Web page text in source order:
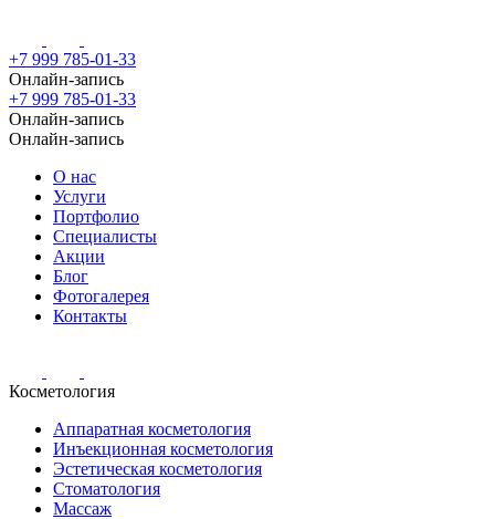
+7 999 785-01-33
Онлайн-запись
+7 999 785-01-33
Онлайн-запись
Онлайн-запись
О нас
Услуги
Портфолио
Специалисты
Акции
Блог
Фотогалерея
Контакты
Косметология
Аппаратная косметология
Инъекционная косметология
Эстетическая косметология
Стоматология
Массаж